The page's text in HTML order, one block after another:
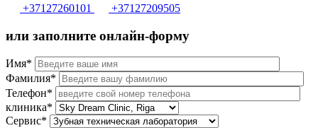
+37127260101 +37127209505
или заполните онлайн-форму
Имя*
Фамилия*
Телефон*
клиника*
Сервис*